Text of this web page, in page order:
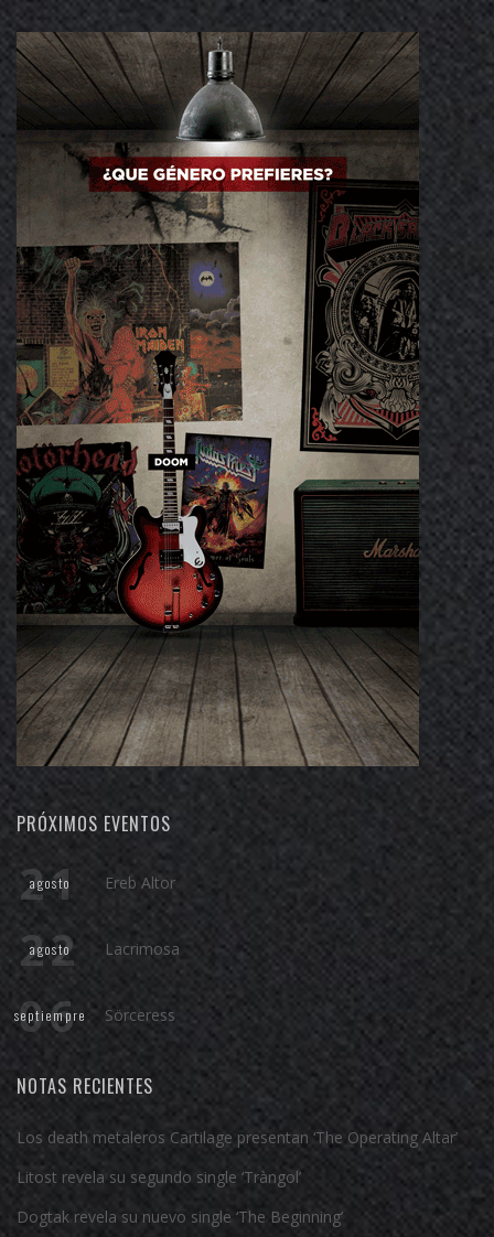
PRÓXIMOS EVENTOS
21
agosto Ereb Altor
22
agosto Lacrimosa
06
septiempre Sörceress
NOTAS RECIENTES
Los death metaleros Cartilage presentan ‘The Operating Altar’
Litost revela su segundo single ‘Tràngol’
Dogtak revela su nuevo single ‘The Beginning’